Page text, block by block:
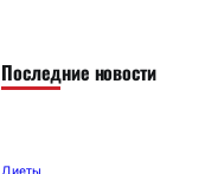
Последние новости
Диеты